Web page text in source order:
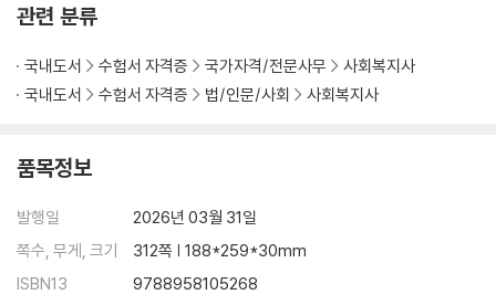
관련 분류
국내도서 수험서 자격증 국가자격/전문사무
사회복지사
국내도서
수험서 자격증 법/인문/사회 사회복지사
품목정보
발행일
2026년 03월 31일
쪽수, 무게, 크기
312쪽 | 188*259*30mm
ISBN13
9788958105268